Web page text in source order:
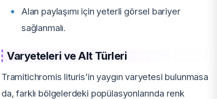
Alan paylaşımı için yeterli görsel bariyer
sağlanmalı.
Varyeteleri ve Alt Türleri
Tramitichromis lituris’in yaygın varyetesi bulunmasa
da, farklı bölgelerdeki popülasyonlarında renk